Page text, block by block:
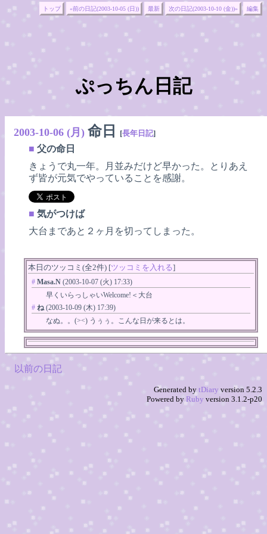
トップ «前の日記(2003-10-05 (日)) 最新 次の日記(2003-10-10 (金))» 編集
ぷっちん日記
2003-10-06 (月) 命日 [長年日記]
■ 父の命日
きょうで丸一年。月並みだけど早かった。とりあえ
ず皆が元気でやっていることを感謝。
■ 気がつけば
大台まであと２ヶ月を切ってしまった。
本日のツッコミ(全2件) [ツッコミを入れる]
# Masa.N (2003-10-07 (火) 17:33)
早くいらっしゃいWelcome!＜大台
# ね (2003-10-09 (木) 17:39)
なぬ。。(><) うぅぅ。こんな日が来るとは。
以前の日記
Generated by tDiary version 5.2.3
Powered by Ruby version 3.1.2-p20